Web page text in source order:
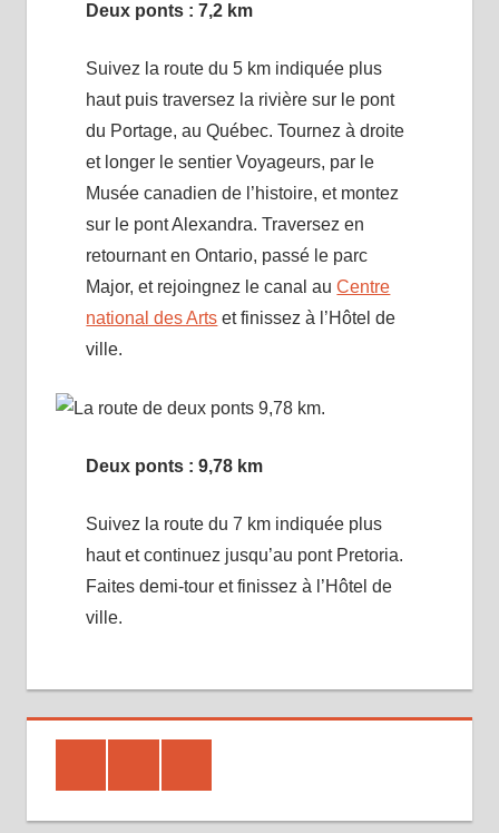
Deux ponts : 7,2 km
Suivez la route du 5 km indiquée plus
haut puis traversez la rivière sur le pont
du Portage, au Québec. Tournez à droite
et longer le sentier Voyageurs, par le
Musée canadien de l’histoire, et montez
sur le pont Alexandra. Traversez en
retournant en Ontario, passé le parc
Major, et rejoingnez le canal auCentre
national des Arts et finissez à l’Hôtel de
ville.
Deux ponts : 9,78 km
Suivez la route du 7 km indiquée plus
haut et continuez jusqu’au pont Pretoria.
Faites demi-tour et finissez à l’Hôtel de
ville.